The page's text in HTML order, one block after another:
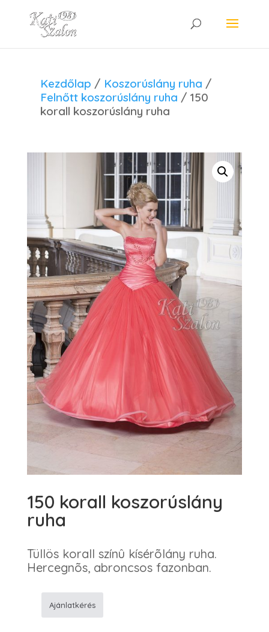
Kezdőlap / Koszorúslány ruha /
Felnőtt koszorúslány ruha / 150
korall koszorúslány ruha
150 korall koszorúslány
ruha
Tüllös korall színû kísérõlány ruha.
Hercegnõs, abroncsos fazonban.
Ajánlatkérés